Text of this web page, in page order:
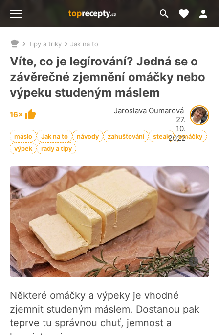
Přejít
na
Moje
Nacházíte
se
zde:
Tipy a triky Jak na to
Víte, co je legírování? Jedná se o
závěrečné zjemnění omáčky nebo
výpeku studeným máslem
16×
Jaroslava Oumarová
27.
10.
2022
máslo Jak na to návody zahušťování steak
omáčky
výpek
rady a tipy
Některé omáčky a výpeky je vhodné
zjemnit studeným máslem. Dostanou pak
teprve tu správnou chuť, jemnost a